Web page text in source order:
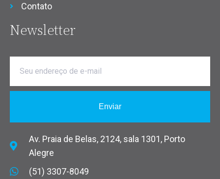
Contato
Newsletter
Enviar
Av. Praia de Belas, 2124, sala 1301, Porto
Alegre
(51) 3307-8049